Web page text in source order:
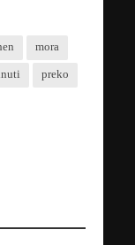
mora
preko